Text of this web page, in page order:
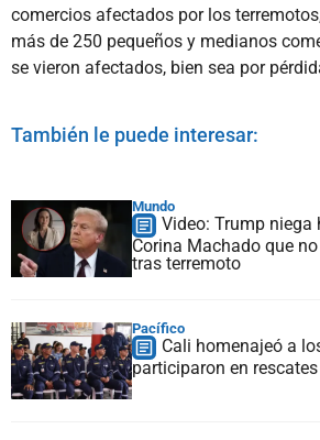
comercios afectados por los
más de 250 pequeños y medianos
se vieron afectados, bien sea por
También le puede interesar:
Mundo
Video: Trump niega
Corina Machado que
tras terremoto
Pacífico
Cali homenajeó a
participaron en